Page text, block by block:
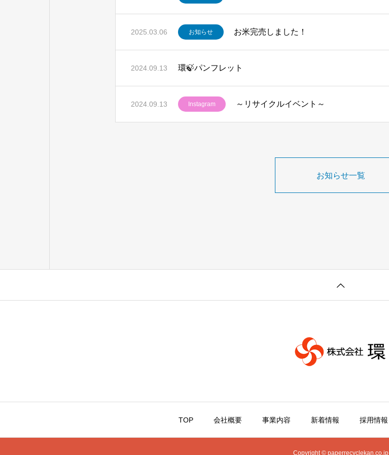
2025.03.06 お知らせ お米完売しました！
2024.09.13 環🍃パンフレット
2024.09.13 Instagram ～リサイクルイベント～
お知らせ一覧
TOP 会社概要 事業内容 新着情報 採用情報
Copyright © paperrecyclekan.co.jp